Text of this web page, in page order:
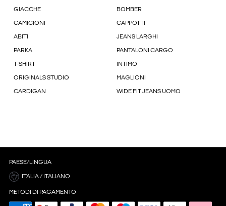
GIACCHE BOMBER
CAMICIONI CAPPOTTI
ABITI JEANS LARGHI
PARKA PANTALONI CARGO
T-SHIRT INTIMO
ORIGINALS STUDIO MAGLIONI
CARDIGAN WIDE FIT JEANS UOMO
PAESE/LINGUA
ITALIA / ITALIANO
METODI DI PAGAMENTO